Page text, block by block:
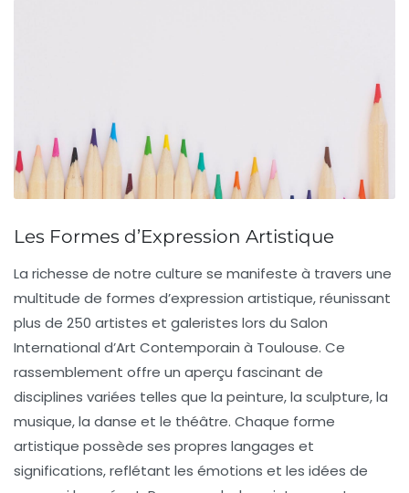
Les Formes d’Expression Artistique
La richesse de notre culture se manifeste à travers une
multitude de formes d’expression artistique, réunissant
plus de 250 artistes et galeristes lors du Salon
International d’Art Contemporain à Toulouse. Ce
rassemblement offre un aperçu fascinant de
disciplines variées telles que la peinture, la sculpture, la
musique, la danse et le théâtre. Chaque forme
artistique possède ses propres langages et
significations, reflétant les émotions et les idées de